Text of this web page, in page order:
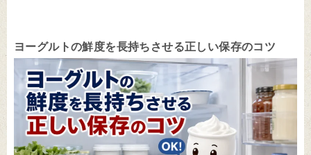
ヨーグルトの鮮度を長持ちさせる正しい保存のコツ